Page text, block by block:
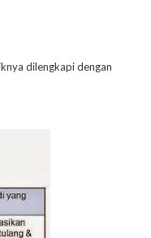
dilengkapi dengan